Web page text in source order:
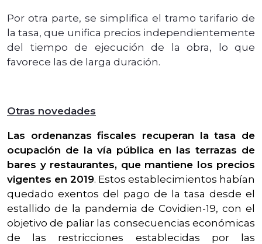
Por otra parte, se simplifica el tramo tarifario de
la tasa, que unifica precios independientemente
del tiempo de ejecución de la obra, lo que
favorece las de larga duración.
Otras novedades
Las ordenanzas fiscales recuperan la tasa de
ocupación de la vía pública en las terrazas de
bares y restaurantes, que mantiene los precios
vigentes en 2019. Estos establecimientos habían
quedado exentos del pago de la tasa desde el
estallido de la pandemia de Covidien-19, con el
objetivo de paliar las consecuencias económicas
de las restricciones establecidas por las